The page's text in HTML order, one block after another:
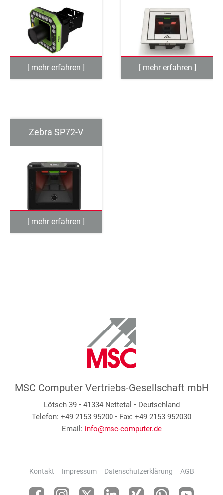
Zebra SP72-V
MSC Computer Vertriebs-Gesellschaft mbH
Lötsch 39 • 41334 Nettetal • Deutschland
Telefon: +49 2153 95200 • Fax: +49 2153 952030
Email: info@msc-computer.de
Kontakt Impressum Datenschutzerklärung AGB